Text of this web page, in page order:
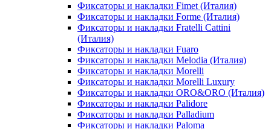
Фиксаторы и накладки Fimet (Италия)
Фиксаторы и накладки Forme (Италия)
Фиксаторы и накладки Fratelli Cattini
(Италия)
Фиксаторы и накладки Fuaro
Фиксаторы и накладки Melodia (Италия)
Фиксаторы и накладки Morelli
Фиксаторы и накладки Morelli Luxury
Фиксаторы и накладки ORO&ORO (Италия)
Фиксаторы и накладки Palidore
Фиксаторы и накладки Palladium
Фиксаторы и накладки Paloma